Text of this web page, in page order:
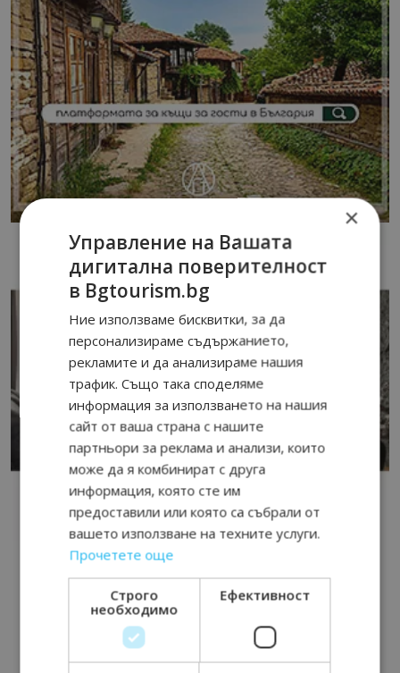
×
Управление на Вашата
дигитална поверителност
в Bgtourism.bg
Ние използваме бисквитки, за да
персонализираме съдържанието,
рекламите и да анализираме нашия
трафик. Също така споделяме
информация за използването на нашия
сайт от ваша страна с нашите
партньори за реклама и анализи, които
може да я комбинират с друга
информация, която сте им
предоставили или която са събрали от
вашето използване на техните услуги.
Прочетете още
Строго
необходимо
Ефективност